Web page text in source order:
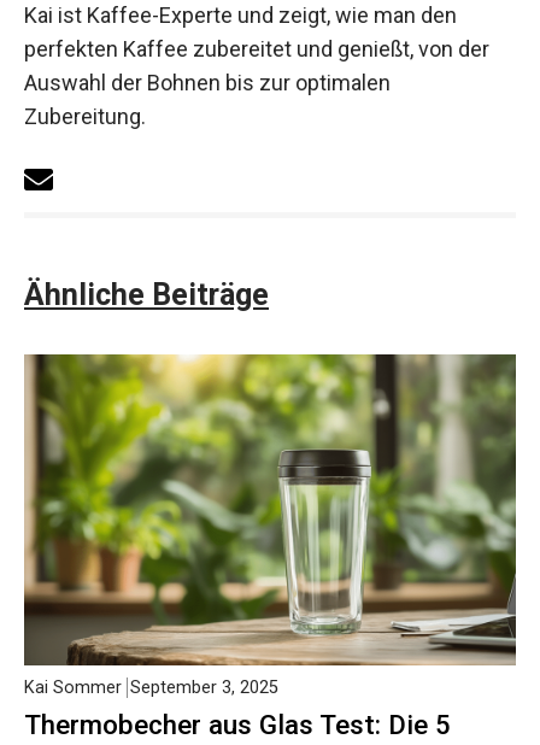
Kai ist Kaffee-Experte und zeigt, wie man den
perfekten Kaffee zubereitet und genießt, von der
Auswahl der Bohnen bis zur optimalen
Zubereitung.
Ähnliche Beiträge
Thermobecher aus Glas Test: Die 5
Kai Sommer September 3, 2025